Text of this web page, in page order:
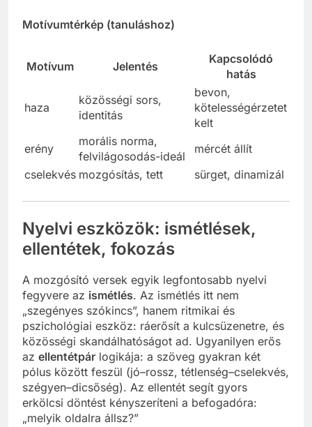
Motívumtérkép (tanuláshoz)
Motívum Jelentés
Kapcsolódó
hatás
haza
közösségi sors,
identitás
bevon,
kötelességérzetet
kelt
erény
morális norma,
felvilágosodás-ideál
mércét állít
cselekvés mozgósítás, tett sürget, dinamizál
Nyelvi eszközök: ismétlések,
ellentétek, fokozás
A mozgósító versek egyik legfontosabb nyelvi
fegyvere az ismétlés. Az ismétlés itt nem
„szegényes szókincs”, hanem ritmikai és
pszichológiai eszköz: ráerősít a kulcsüzenetre, és
közösségi skandálhatóságot ad. Ugyanilyen erős
az ellentétpár logikája: a szöveg gyakran két
pólus között feszül (jó–rossz, tétlenség–cselekvés,
szégyen–dicsőség). Az ellentét segít gyors
erkölcsi döntést kényszeríteni a befogadóra:
„melyik oldalra állsz?”